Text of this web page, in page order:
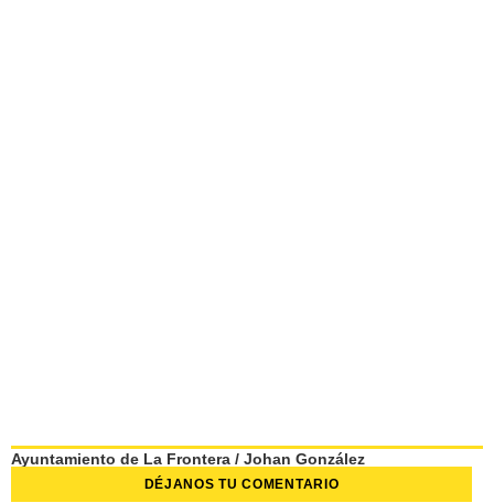
Ayuntamiento de La Frontera / Johan González
DÉJANOS TU COMENTARIO